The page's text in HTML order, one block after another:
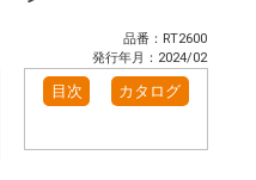
品番：RT2600
発行年月：2024/02
目次 カタログ